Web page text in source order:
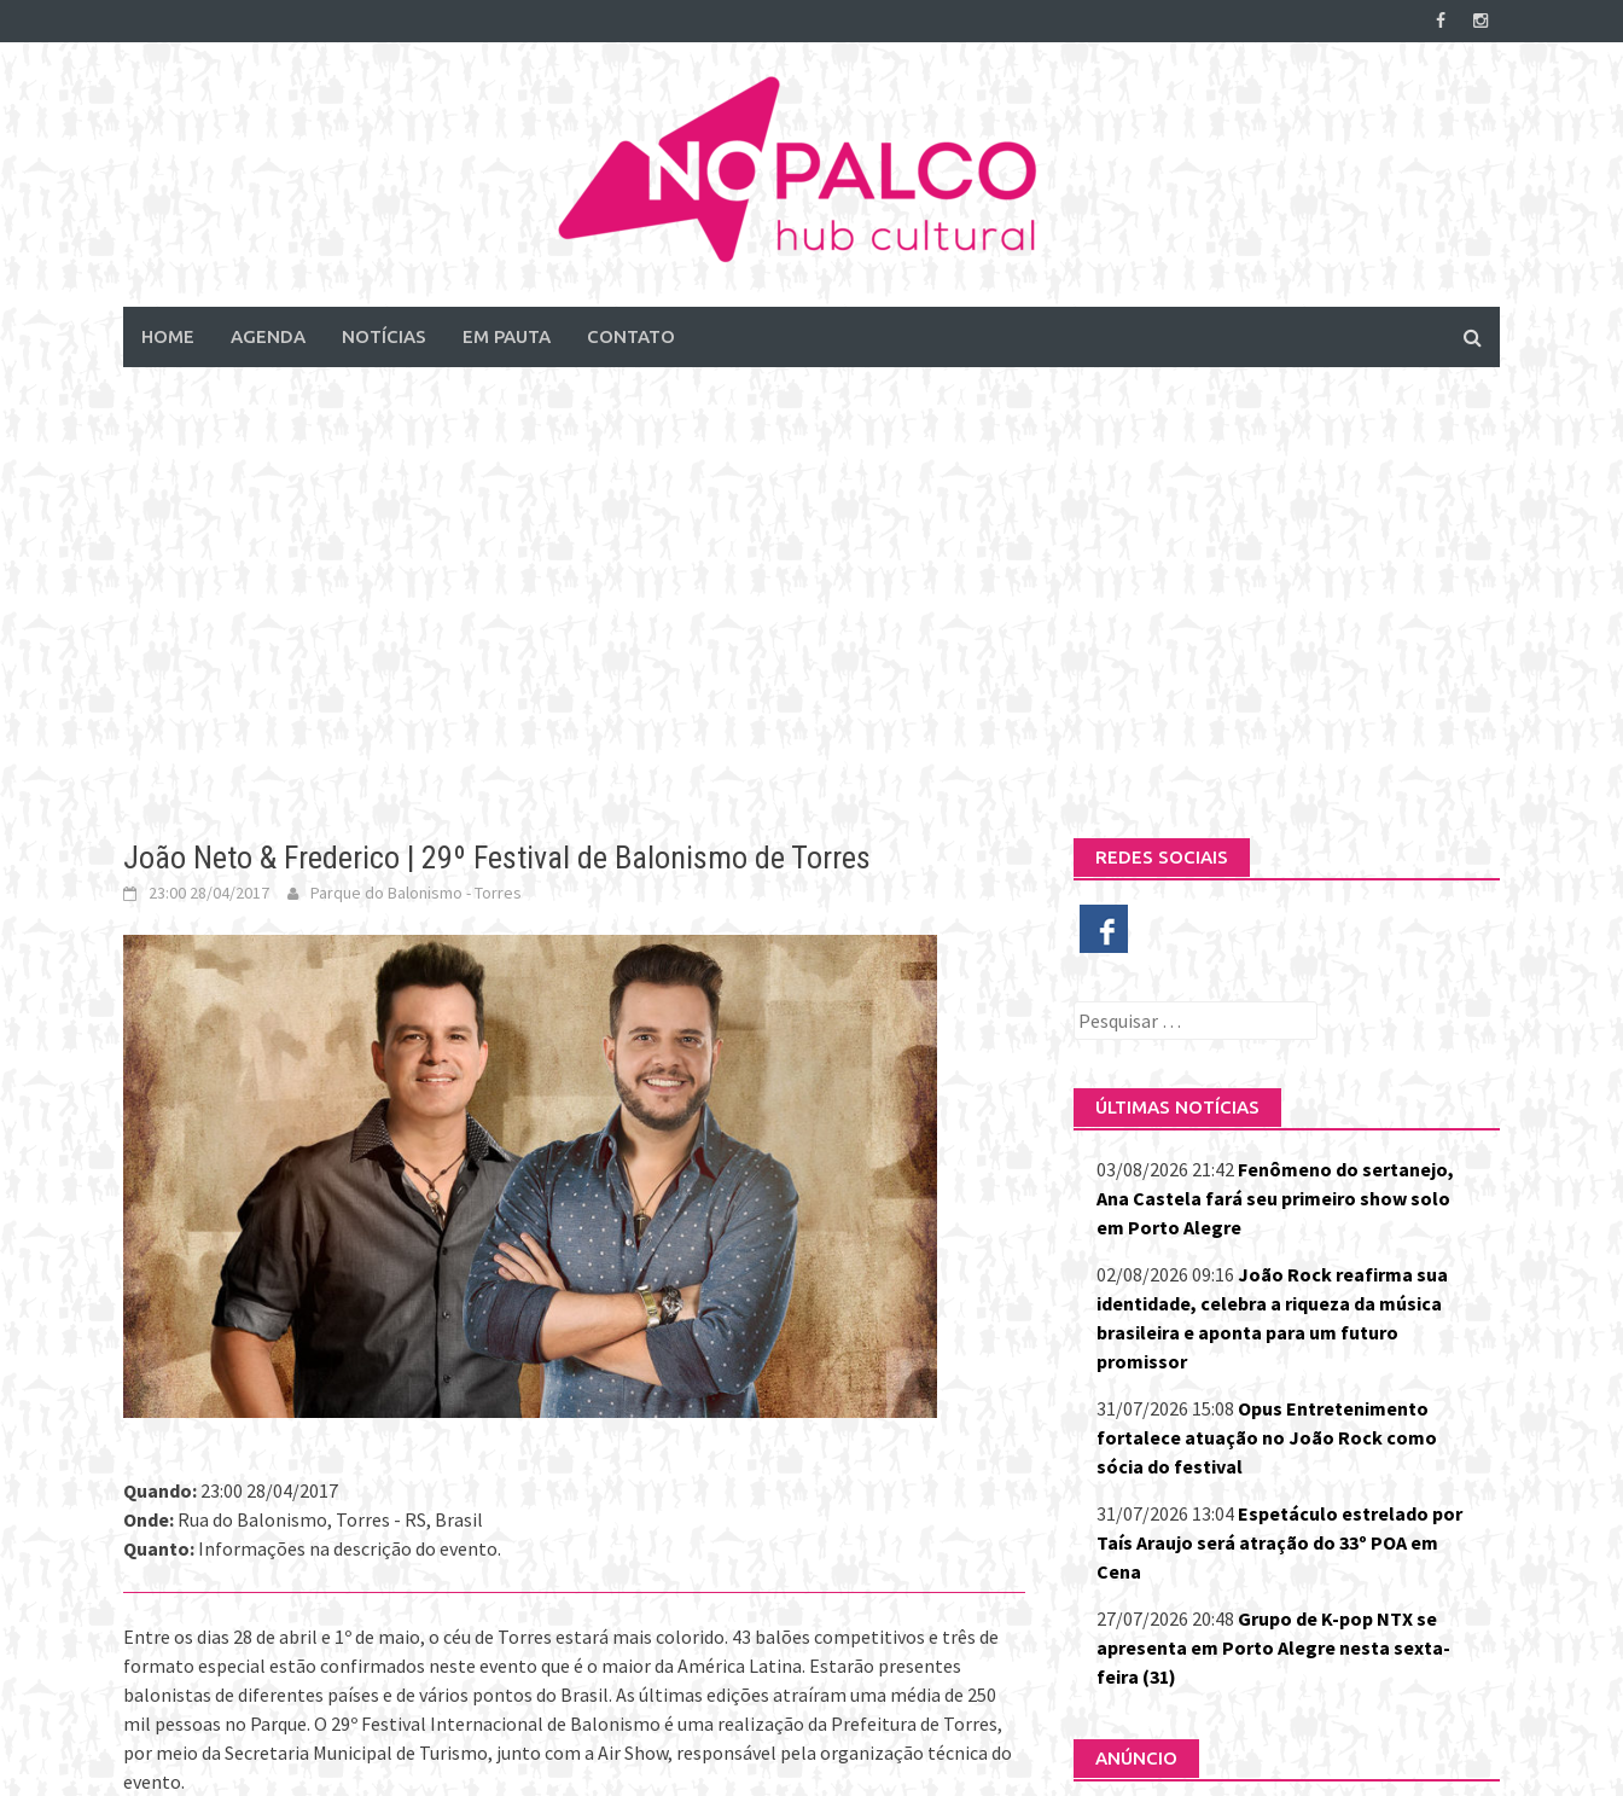
to
HOME AGENDA NOTÍCIAS EM PAUTA CONTATO
João Neto & Frederico | 29º Festival de Balonismo de Torres
23:00 28/04/2017 Parque do Balonismo - Torres
Quando: 23:00 28/04/2017
Onde: Rua do Balonismo, Torres - RS, Brasil
Quanto: Informações na descrição do evento.
Entre os dias 28 de abril e 1º de maio, o céu de Torres estará mais colorido. 43 balões competitivos e três de
formato especial estão confirmados neste evento que é o maior da América Latina. Estarão presentes
balonistas de diferentes países e de vários pontos do Brasil. As últimas edições atraíram uma média de 250
mil pessoas no Parque. O 29º Festival Internacional de Balonismo é uma realização da Prefeitura de Torres,
por meio da Secretaria Municipal de Turismo, junto com a Air Show, responsável pela organização técnica do
evento.
REDES SOCIAIS
Pesquisar
ÚLTIMAS NOTÍCIAS
03/08/2026 21:42 Fenômeno do sertanejo,
Ana Castela fará seu primeiro show solo
em Porto Alegre
02/08/2026 09:16 João Rock reafirma sua
identidade, celebra a riqueza da música
brasileira e aponta para um futuro
promissor
31/07/2026 15:08 Opus Entretenimento
fortalece atuação no João Rock como
sócia do festival
31/07/2026 13:04 Espetáculo estrelado por
Taís Araujo será atração do 33º POA em
Cena
27/07/2026 20:48 Grupo de K-pop NTX se
apresenta em Porto Alegre nesta sexta-
feira (31)
ANÚNCIO